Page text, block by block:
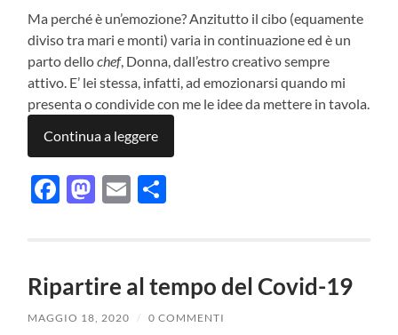
Ma perché è un’emozione? Anzitutto il cibo (equamente
diviso tra mari e monti) varia in continuazione ed è un
parto dellochef, Donna, dall’estro creativo sempre
attivo. E’ lei stessa, infatti, ad emozionarsi quando mi
presenta o condivide con me le idee da mettere in tavola.
Continua a leggere
Facebook
Mastodon
Email
Ripartire al tempo del Covid-19
MAGGIO 18, 2020 / 0 COMMENTI